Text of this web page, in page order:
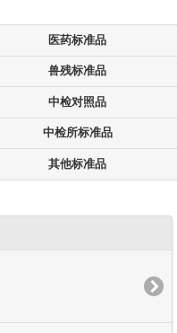
医药标准品
兽残标准品
中检对照品
中检所标准品
其他标准品